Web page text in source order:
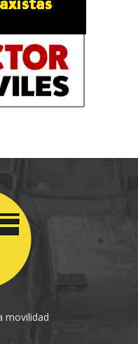
movilidad